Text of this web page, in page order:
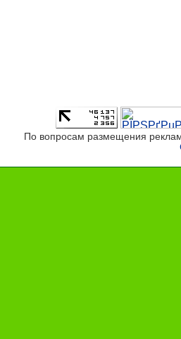
По вопросам размещения